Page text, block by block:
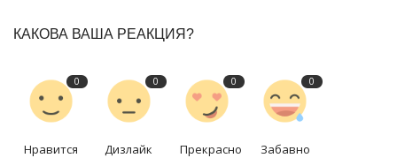
КАКОВА ВАША РЕАКЦИЯ?
0
Нравится
0
Дизлайк
0
Прекрасно
0
Забавно